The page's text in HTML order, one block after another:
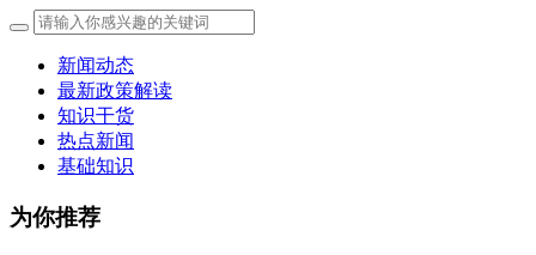
新闻动态
最新政策解读
知识干货
热点新闻
基础知识
为你推荐